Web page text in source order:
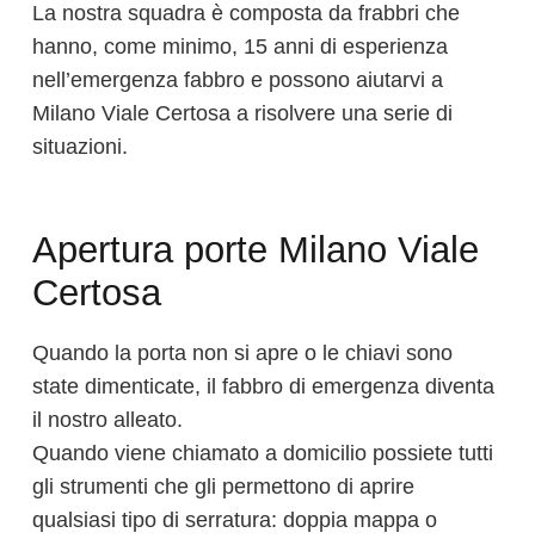
La nostra squadra è composta da frabbri che
hanno, come minimo, 15 anni di esperienza
nell’emergenza fabbro e possono aiutarvi a
Milano Viale Certosa a risolvere una serie di
situazioni.
Apertura porte Milano Viale
Certosa
Quando la porta non si apre o le chiavi sono
state dimenticate, il fabbro di emergenza diventa
il nostro alleato.
Quando viene chiamato a domicilio possiete tutti
gli strumenti che gli permettono di aprire
qualsiasi tipo di serratura: doppia mappa o